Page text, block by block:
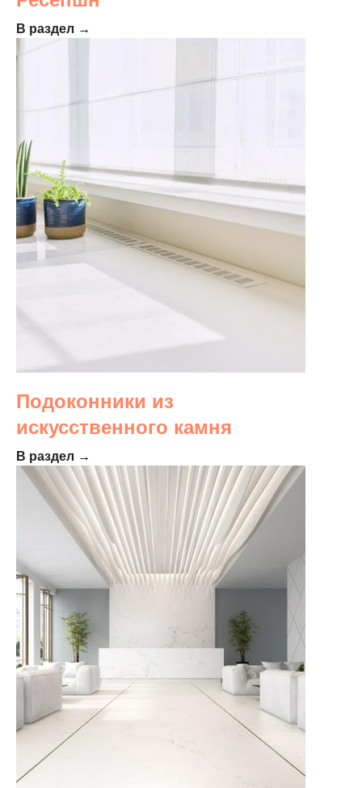
В раздел →
Подоконники из
искусственного камня
В раздел →